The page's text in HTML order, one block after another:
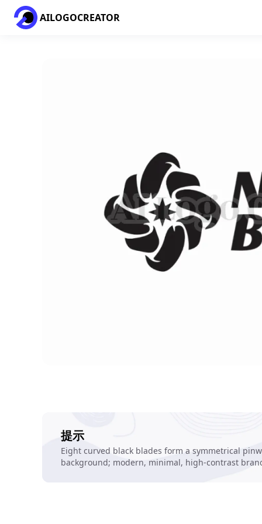
AILOGOCREATOR
提示
Eight curved black blades form a symmetrical
background; modern, minimal, high-contrast